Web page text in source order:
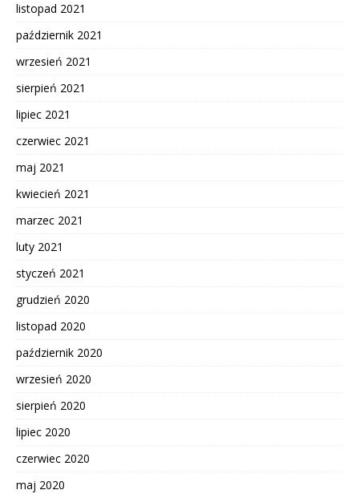
listopad 2021
październik 2021
wrzesień 2021
sierpień 2021
lipiec 2021
czerwiec 2021
maj 2021
kwiecień 2021
marzec 2021
luty 2021
styczeń 2021
grudzień 2020
listopad 2020
październik 2020
wrzesień 2020
sierpień 2020
lipiec 2020
czerwiec 2020
maj 2020